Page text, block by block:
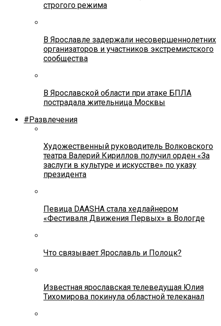
строгого режима
В Ярославле задержали несовершеннолетних
организаторов и участников экстремистского
сообщества
В Ярославской области при атаке БПЛА
пострадала жительница Москвы
#Развлечения
Художественный руководитель Волковского
театра Валерий Кириллов получил орден «За
заслуги в культуре и искусстве» по указу
президента
Певица DAASHA стала хедлайнером
«Фестиваля Движения Первых» в Вологде
Что связывает Ярославль и Полоцк?
Известная ярославская телеведущая Юлия
Тихомирова покинула областной телеканал